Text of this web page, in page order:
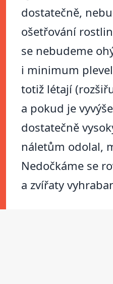
dostatečně,
ošetřování
se nebudeme
i minimum
totiž létají
a pokud je
dostatečně
náletům odolal,
Nedočkáme se
a zvířaty